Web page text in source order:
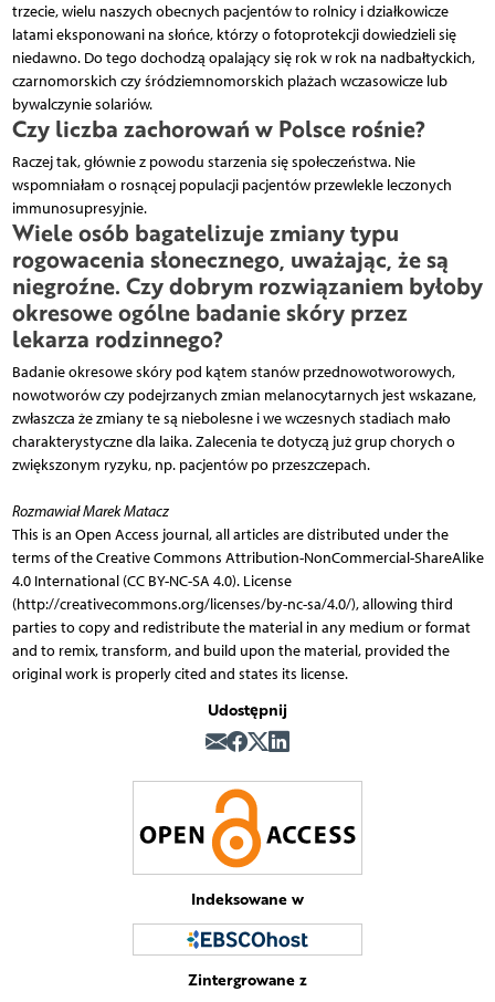
trzecie, wielu naszych obecnych pacjentów to rolnicy i działkowicze
latami eksponowani na słońce, którzy o fotoprotekcji dowiedzieli się
niedawno. Do tego dochodzą opalający się rok w rok na nadbałtyckich,
czarnomorskich czy śródziemnomorskich plażach wczasowicze lub
bywalczynie solariów.
Czy liczba zachorowań w Polsce rośnie?
Raczej tak, głównie z powodu starzenia się społeczeństwa. Nie
wspomniałam o rosnącej populacji pacjentów przewlekle leczonych
immunosupresyjnie.
Wiele osób bagatelizuje zmiany typu
rogowacenia słonecznego, uważając, że są
niegroźne. Czy dobrym rozwiązaniem byłoby
okresowe ogólne badanie skóry przez
lekarza rodzinnego?
Badanie okresowe skóry pod kątem stanów przednowotworowych,
nowotworów czy podejrzanych zmian melanocytarnych jest wskazane,
zwłaszcza że zmiany te są niebolesne i we wczesnych stadiach mało
charakterystyczne dla laika. Zalecenia te dotyczą już grup chorych o
zwiększonym ryzyku, np. pacjentów po przeszczepach.
Rozmawiał Marek Matacz
This is an Open Access journal, all articles are distributed under the
terms of the Creative Commons Attribution-NonCommercial-ShareAlike
4.0 International (CC BY-NC-SA 4.0). License
(http://creativecommons.org/licenses/by-nc-sa/4.0/), allowing third
parties to copy and redistribute the material in any medium or format
and to remix, transform, and build upon the material, provided the
original work is properly cited and states its license.
Udostępnij
Indeksowane w
Zintergrowane z